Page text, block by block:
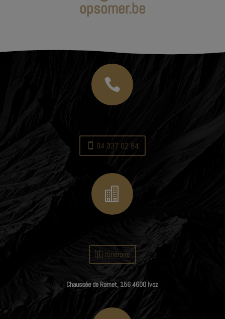
opsomer.be

04 337 02 84

Itinéraire
Chaussée de Ramet, 156 4600 Ivoz